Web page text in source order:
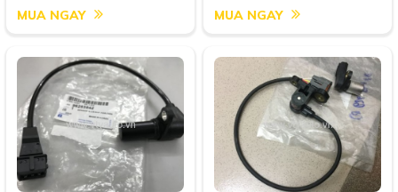
MUA NGAY
MUA NGAY